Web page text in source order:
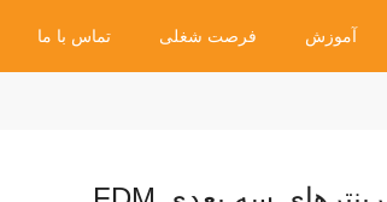
آموزش فرصت شغلی تماس با ما